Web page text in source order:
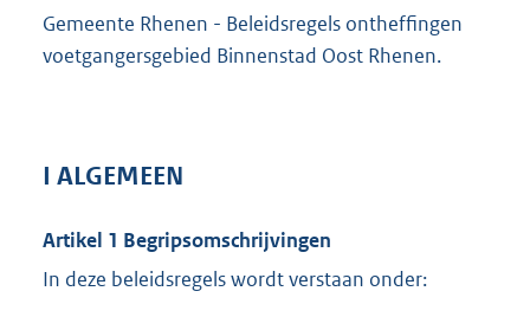
Gemeente Rhenen - Beleidsregels ontheffingen
voetgangersgebied Binnenstad Oost Rhenen.
I ALGEMEEN
Artikel 1 Begripsomschrijvingen
In deze beleidsregels wordt verstaan onder: